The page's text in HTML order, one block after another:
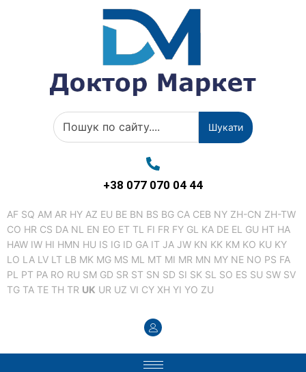
Шукати
+38 077 070 04 44
AF SQ AM AR HY AZ EU BE BN BS BG CA CEB NY ZH-CN ZH-TW
CO HR CS DA NL EN EO ET TL FI FR FY GL KA DE EL GU HT HA
HAW IW HI HMN HU IS IG ID GA IT JA JW KN KK KM KO KU KY
LO LA LV LT LB MK MG MS ML MT MI MR MN MY NE NO PS FA
PL PT PA RO RU SM GD SR ST SN SD SI SK SL SO ES SU SW SV
TG TA TE TH TR UK UR UZ VI CY XH YI YO ZU